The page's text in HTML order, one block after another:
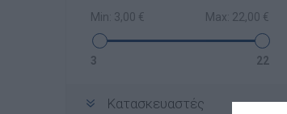
Min: 3,00 € Max: 22,00 €
3 22
Κατασκευαστές